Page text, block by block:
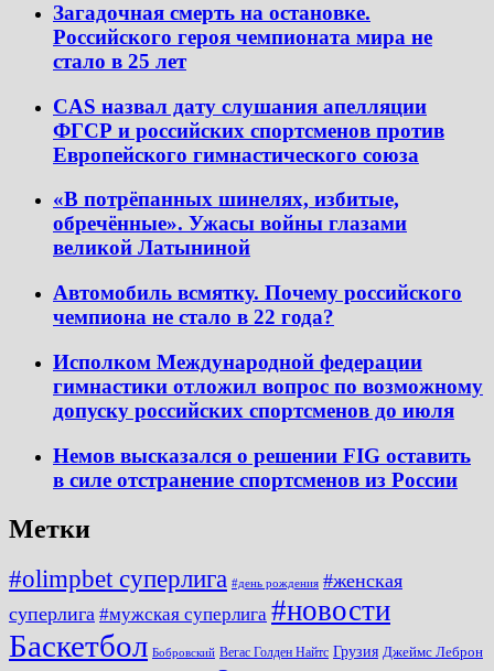
Загадочная смерть на остановке.
Российского героя чемпионата мира не
стало в 25 лет
CAS назвал дату слушания апелляции
ФГСР и российских спортсменов против
Европейского гимнастического союза
«В потрёпанных шинелях, избитые,
обречённые». Ужасы войны глазами
великой Латыниной
Автомобиль всмятку. Почему российского
чемпиона не стало в 22 года?
Исполком Международной федерации
гимнастики отложил вопрос по возможному
допуску российских спортсменов до июля
Немов высказался о решении FIG оставить
в силе отстранение спортсменов из России
Метки
#olimpbet суперлига #день рождения #женская
суперлига #мужская суперлига #новости
Баскетбол Бобровский Вегас Голден Найтс Грузия Джеймс Леброн